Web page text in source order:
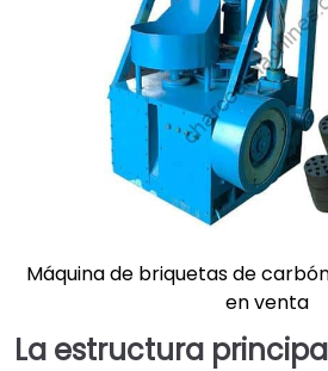
Máquina de briquetas de
en venta
La estructura